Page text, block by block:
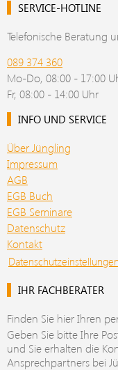
SERVICE-HOTLINE
Telefonische Beratung
089 374 360
Mo-Do, 08:00 - 17:00
Fr, 08:00 - 14:00 Uhr
INFO UND SERVICE
Über Jüngling
Impressum
AGB
EGB Buch
EGB Seminare
Datenschutz
Kontakt
Datenschutzeinstellungen
IHR FACHBERATER
Finden Sie hier Ihren
Geben Sie bitte Ihre
und Sie erhalten die
Ansprechpartners bei